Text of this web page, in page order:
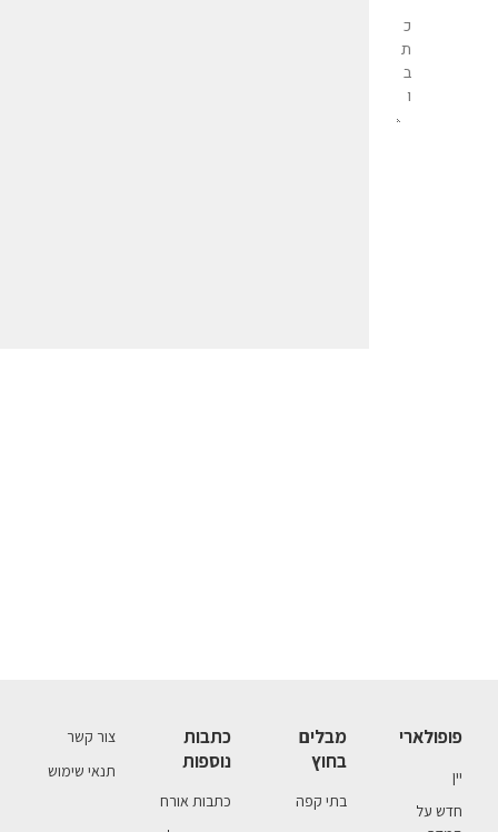
פופולארי
יין
חדש על
מבלים
בחוץ
בתי קפה
כתבות
נוספות
כתבות אורח
צור קשר
תנאי שימוש